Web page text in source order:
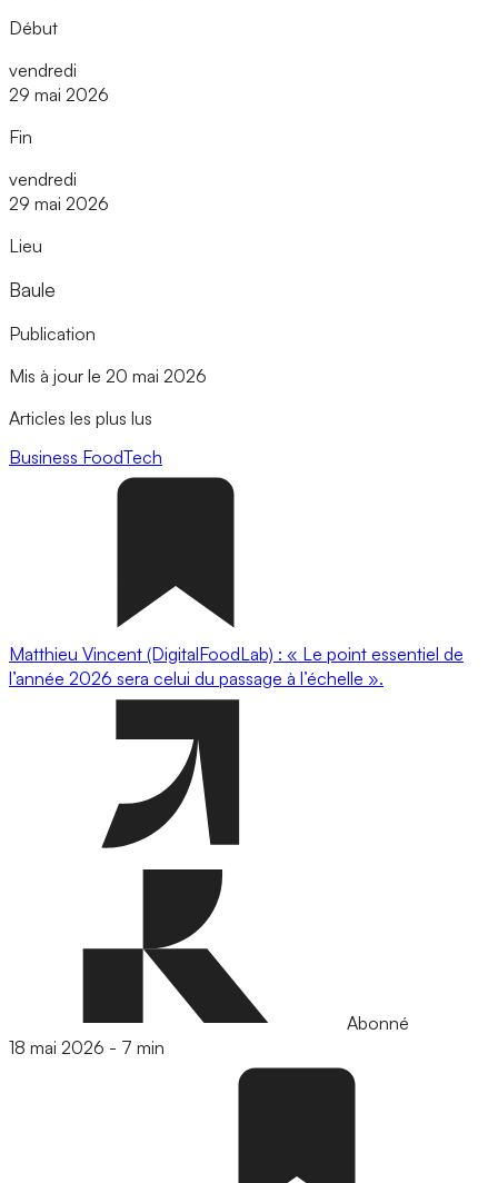
Début
vendredi
29 mai 2026
Fin
vendredi
29 mai 2026
Lieu
Baule
Publication
Mis à jour le 20 mai 2026
Articles les plus lus
Business FoodTech
Matthieu Vincent (DigitalFoodLab) : « Le point essentiel de
l’année 2026 sera celui du passage à l’échelle ».
Abonné
18 mai 2026 - 7 min